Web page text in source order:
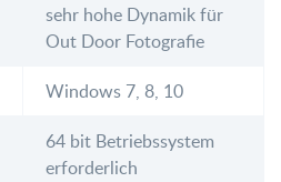
sehr hohe Dynamik für
Out Door Fotografie
Windows 7, 8, 10
64 bit Betriebssystem
erforderlich